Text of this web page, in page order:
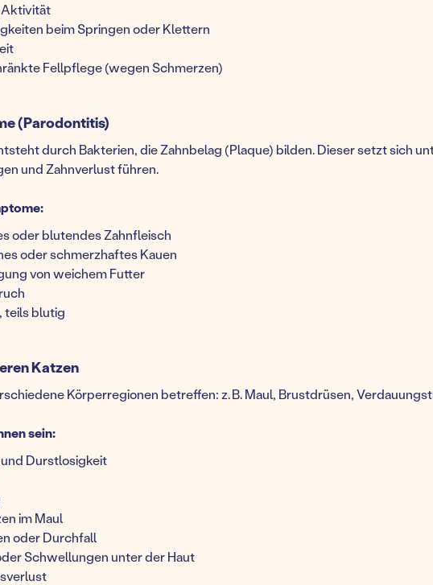
beim Springen oder Klettern
Fellpflege (wegen Schmerzen)
(Parodontitis)
durch Bakterien, die Zahnbelag (Plaque) bilden. Dieser setzt sich
und Zahnverlust führen.
oder blutendes Zahnfleisch
oder schmerzhaftes Kauen
von weichem Futter
teils blutig
Katzen
Körperregionen betreffen: z. B. Maul, Brustdrüsen,
sein:
Durstlosigkeit
im Maul
oder Durchfall
Schwellungen unter der Haut